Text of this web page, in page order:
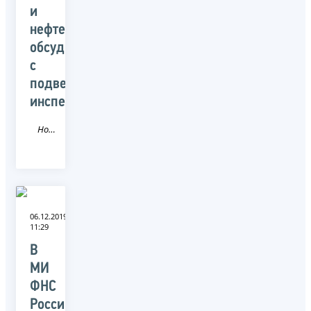
и
нефтепродуктов
обсудили
с
подведомственными
инспекциями
Новость
06.12.2019
11:29
В
МИ
ФНС
России